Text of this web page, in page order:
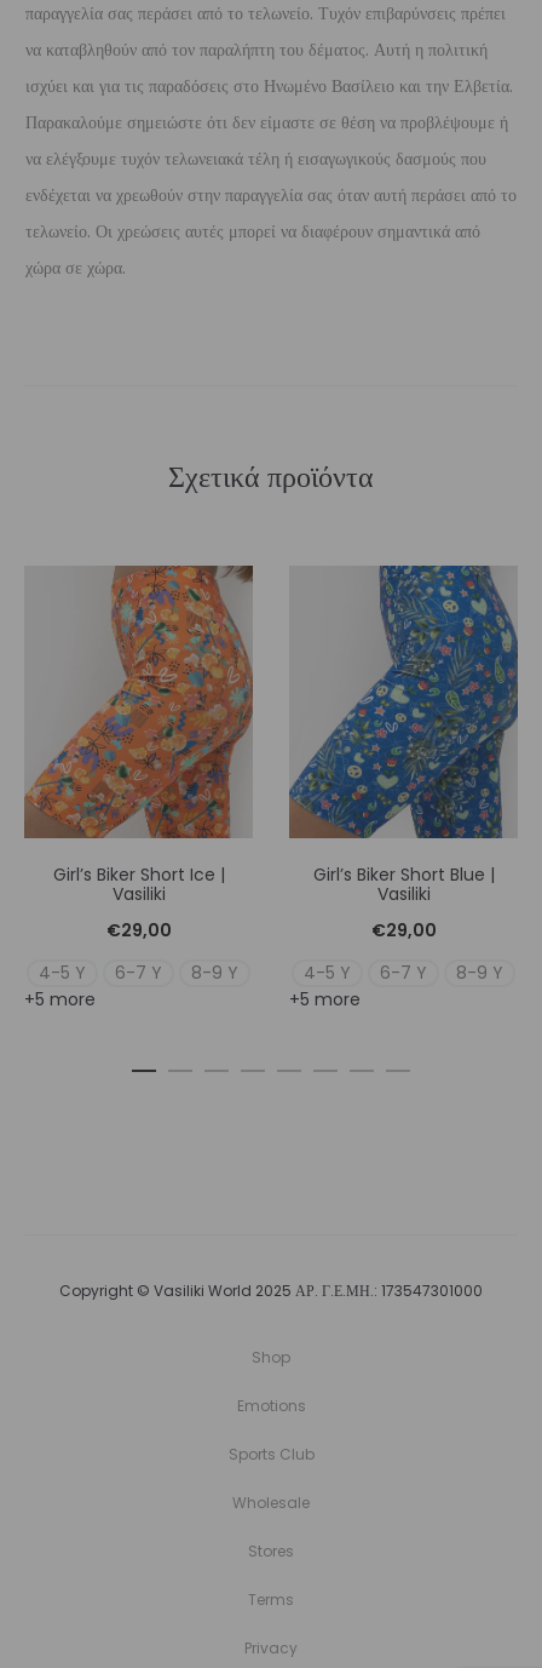
παραγγελία σας περάσει από το τελωνείο. Τυχόν επιβαρύνσεις πρέπει
να καταβληθούν από τον παραλήπτη του δέματος. Αυτή η πολιτική
ισχύει και για τις παραδόσεις στο Ηνωμένο Βασίλειο και την Ελβετία.
Παρακαλούμε σημειώστε ότι δεν είμαστε σε θέση να προβλέψουμε ή
να ελέγξουμε τυχόν τελωνειακά τέλη ή εισαγωγικούς δασμούς που
ενδέχεται να χρεωθούν στην παραγγελία σας όταν αυτή περάσει από το
τελωνείο. Οι χρεώσεις αυτές μπορεί να διαφέρουν σημαντικά από
χώρα σε χώρα.
Σχετικά προϊόντα
Girl’s Biker Short Ice |
Vasiliki
€29,00
4-5 Y
6-7 Y
8-9 Y
+5 more
Girl’s Biker Short Blue |
Vasiliki
€29,00
4-5 Y
6-7 Y
8-9 Y
+5 more
Copyright © Vasiliki World 2025 ΑΡ. Γ.Ε.ΜΗ.: 173547301000
Shop
Emotions
Sports Club
Wholesale
Stores
Terms
Privacy